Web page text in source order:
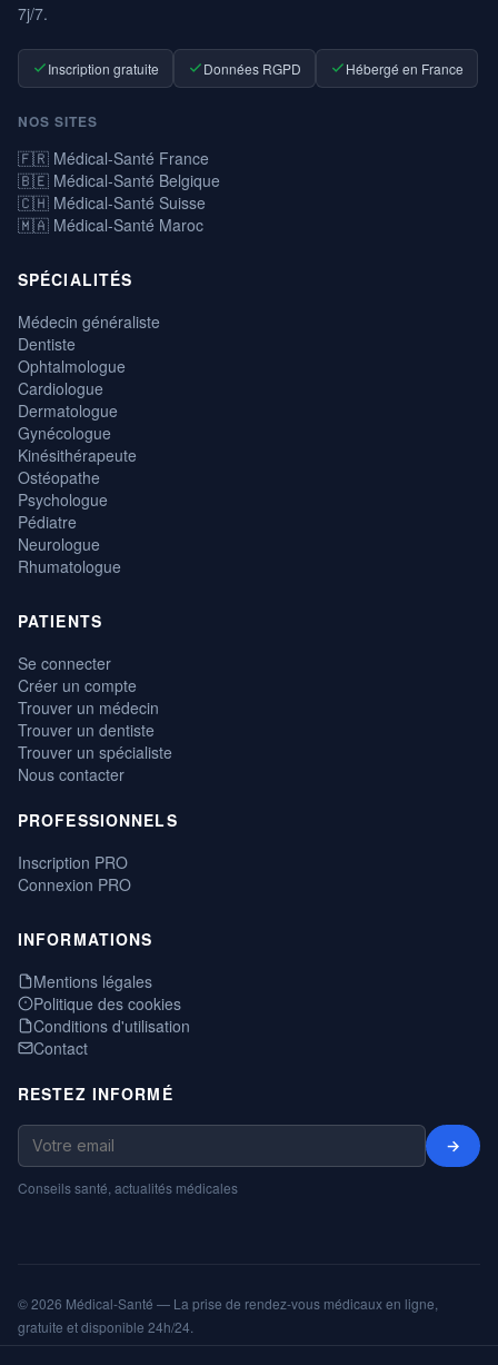
7j/7.
Inscription gratuite Données RGPD Hébergé en France
NOS SITES
🇫🇷 Médical-Santé France
🇧🇪 Médical-Santé Belgique
🇨🇭 Médical-Santé Suisse
🇲🇦 Médical-Santé Maroc
SPÉCIALITÉS
Médecin généraliste
Dentiste
Ophtalmologue
Cardiologue
Dermatologue
Gynécologue
Kinésithérapeute
Ostéopathe
Psychologue
Pédiatre
Neurologue
Rhumatologue
PATIENTS
Se connecter
Créer un compte
Trouver un médecin
Trouver un dentiste
Trouver un spécialiste
Nous contacter
PROFESSIONNELS
Inscription PRO
Connexion PRO
INFORMATIONS
Mentions légales
Politique des cookies
Conditions d'utilisation
Contact
RESTEZ INFORMÉ
→
Conseils santé, actualités médicales
© 2026 Médical-Santé — La prise de rendez-vous médicaux en ligne,
gratuite et disponible 24h/24.